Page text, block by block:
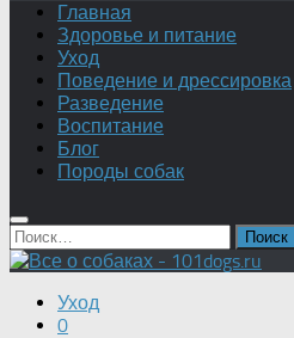
Главная
Здоровье и питание
Уход
Поведение и дрессировка
Разведение
Воспитание
Блог
Породы собак
Найти:
Уход
0